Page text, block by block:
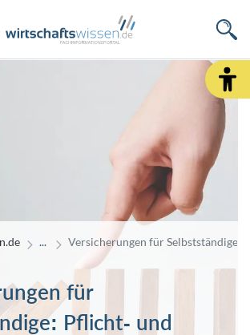
Versicherungen für Selbstständige:
für
Pflicht- und